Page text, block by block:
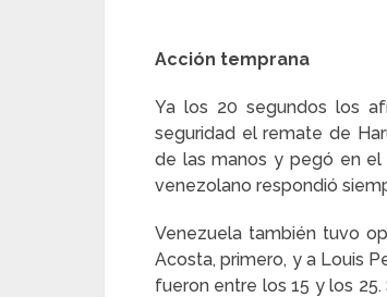
Acción temprana
Ya los 20 segundos los
seguridad el remate de
de las manos y pegó en el
venezolano respondió
Venezuela también tuvo
Acosta, primero, y a Louis
fueron entre los 15 y los